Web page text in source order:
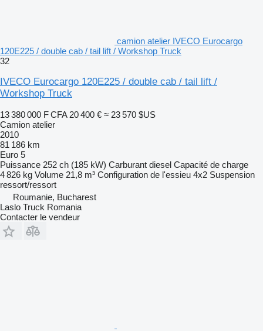
camion atelier IVECO Eurocargo
120E225 / double cab / tail lift / Workshop Truck
32
IVECO Eurocargo 120E225 / double cab / tail lift /
Workshop Truck
13 380 000 F CFA 20 400 € ≈ 23 570 $US
Camion atelier
2010
81 186 km
Euro 5
Puissance 252 ch (185 kW) Carburant diesel Capacité de charge
4 826 kg Volume 21,8 m³ Configuration de l'essieu 4x2 Suspension
ressort/ressort
Roumanie, Bucharest
Laslo Truck Romania
Contacter le vendeur